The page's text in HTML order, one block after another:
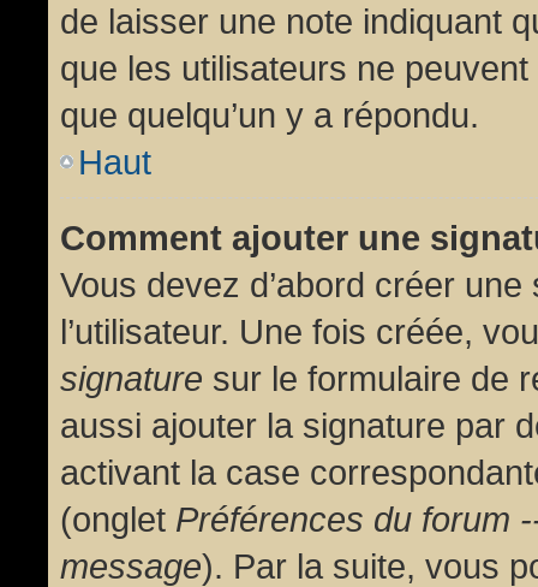
de laisser une note indiquant
que les utilisateurs ne
que quelqu’un y a répondu.
Haut
Comment ajouter une
Vous devez d’abord créer
l’utilisateur. Une fois créée,
signature sur le formulaire de
aussi ajouter la signature par
activant la case
(onglet Préférences du forum
message). Par la suite, vous